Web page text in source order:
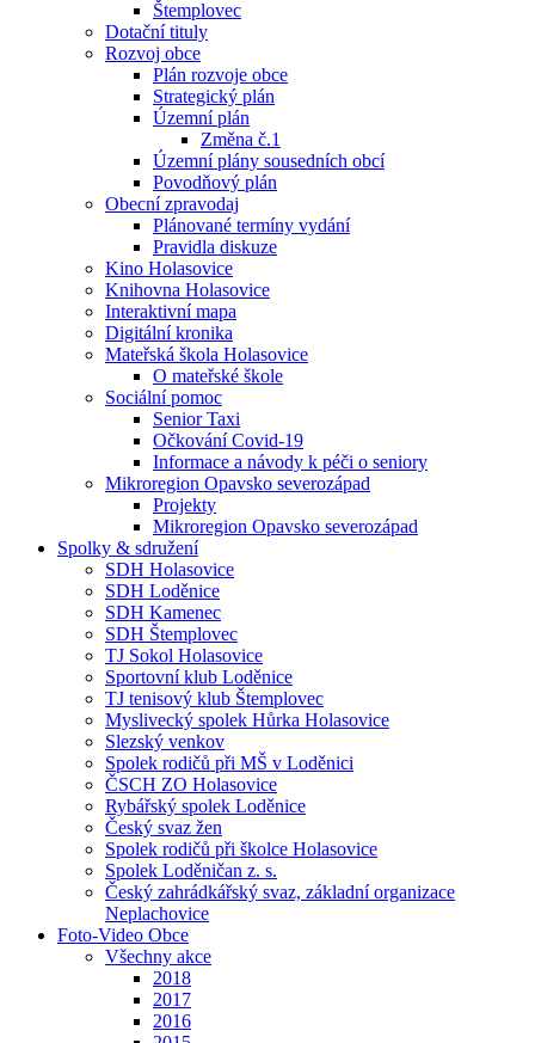
Štemplovec
Dotační tituly
Rozvoj obce
Plán rozvoje obce
Strategický plán
Územní plán
Změna č.1
Územní plány sousedních obcí
Povodňový plán
Obecní zpravodaj
Plánované termíny vydání
Pravidla diskuze
Kino Holasovice
Knihovna Holasovice
Interaktivní mapa
Digitální kronika
Mateřská škola Holasovice
O mateřské škole
Sociální pomoc
Senior Taxi
Očkování Covid-19
Informace a návody k péči o seniory
Mikroregion Opavsko severozápad
Projekty
Mikroregion Opavsko severozápad
Spolky & sdružení
SDH Holasovice
SDH Loděnice
SDH Kamenec
SDH Štemplovec
TJ Sokol Holasovice
Sportovní klub Loděnice
TJ tenisový klub Štemplovec
Myslivecký spolek Hůrka Holasovice
Slezský venkov
Spolek rodičů při MŠ v Loděnici
ČSCH ZO Holasovice
Rybářský spolek Loděnice
Český svaz žen
Spolek rodičů při školce Holasovice
Spolek Loděničan z. s.
Český zahrádkářský svaz, základní organizace
Neplachovice
Foto-Video Obce
Všechny akce
2018
2017
2016